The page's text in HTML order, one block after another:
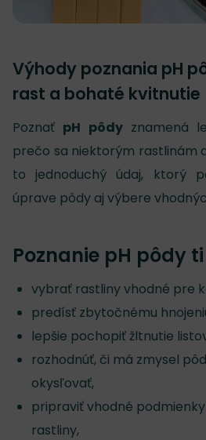
Výhody poznania pH
rast a bohaté kvitnutie
Poznať pH pôdyznamená
prečo sa niektorým rastlinám
to jednoduchý údaj, ktorý
úprave pôdy aj výbere
Poznanie pH pôdy
vybrať rastliny vhodné pre
predísť zbytočnému
lepšie pochopiť žltnutie
rozhodnúť, či má zmysel
okysľovať,
pripraviť vhodné
rastliny,